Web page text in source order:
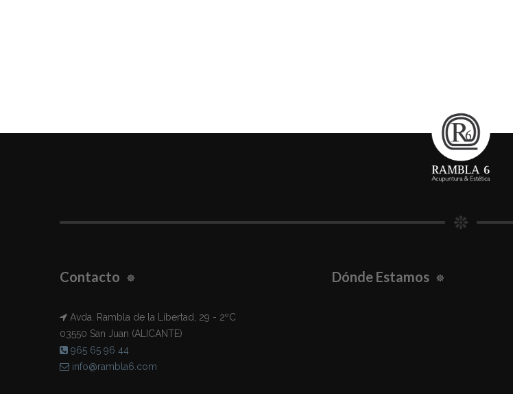
Contacto
Avda. Rambla de la Libertad, 29 - 2ºC
03550 San Juan (ALICANTE)
965 65 96 44
info@rambla6.com
Dónde Estamos